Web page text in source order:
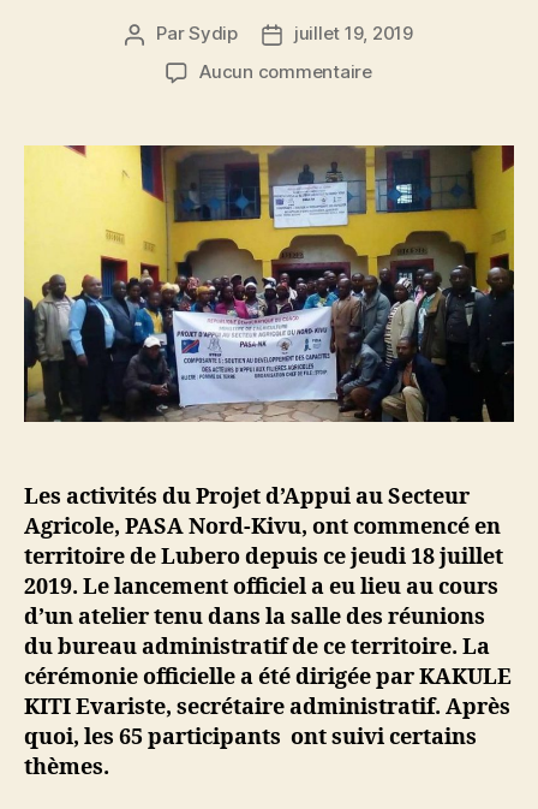
ParSydip
juillet 19, 2019
Aucun commentaire
Les activités du Projet d’Appui au Secteur
Agricole, PASA Nord-Kivu, ont commencé en
territoire de Lubero depuis ce jeudi 18 juillet
2019. Le lancement officiel a eu lieu au cours
d’un atelier tenu dans la salle des réunions
du bureau administratif de ce territoire. La
cérémonie officielle a été dirigée par KAKULE
KITI Evariste, secrétaire administratif. Après
quoi, les 65 participants ont suivi certains
thèmes.